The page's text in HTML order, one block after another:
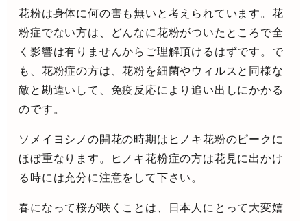
花粉は身体に何の害も無いと考えられています。花
粉症でない方は、どんなに花粉がついたところで全
く影響は有りませんからご理解頂けるはずです。で
も、花粉症の方は、花粉を細菌やウィルスと同様な
敵と勘違いして、免疫反応により追い出しにかかる
のです。
ソメイヨシノの開花の時期はヒノキ花粉のピークに
ほぼ重なります。ヒノキ花粉症の方は花見に出かけ
る時には充分に注意をして下さい。
春になって桜が咲くことは、日本人にとって大変嬉